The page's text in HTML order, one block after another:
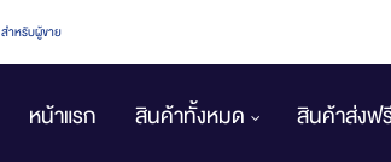
สำหรับผู้ขาย
หน้าแรก สินค้าทั้งหมด สินค้าส่งฟ